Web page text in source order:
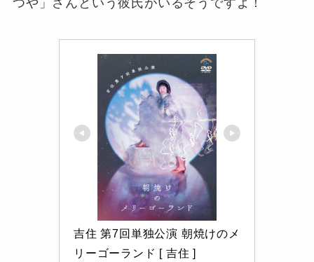
つや」さんという彼氏がいるそうですよ！
吉住 第7回単独公演 朝焼けのメ
リーゴーランド [ 吉住 ]